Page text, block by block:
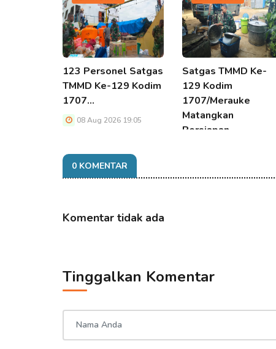
123 Personel Satgas
TMMD Ke-129 Kodim
1707…
08 Aug 2026 19:05
Satgas TMMD Ke-
129 Kodim
1707/Merauke
Matangkan
Persiapan…
0 KOMENTAR
Komentar tidak ada
Tinggalkan Komentar